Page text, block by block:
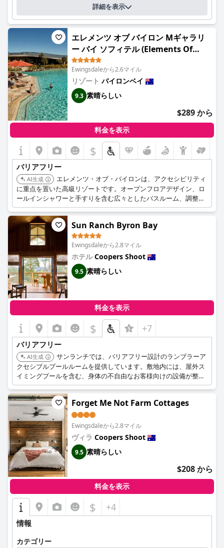
詳細を表示
エレメンツ オブ バイロン Mギャラリ
ー バイ ソフィテル (Elements Of
Byron)
Ewingsdaleから2.6マイル
リゾート バイロンベイ
9.3 素晴らしい
$289 から
料金を表示
$
バリアフリー
AI生成
エレメンツ・オブ・バイロンは、アクセシビリティ
に重点を置いた高級リゾートです。オープンフロアデザイン、ロ
ールインシャワーと手すりを含む広々としたバスルーム、調整さ
れたキッチン構成を備えた8つの専用のバリアフリーヴィラを提
供しています。リゾートには、主要エリアを結ぶ舗装された通
路、手すりとホイスト付きのバリアフリープール、ファイヤーピ
ットエリアへのエレベーター、ダイニングエリアへのバリアフリ
ーエントランスがあります。
Sun Ranch Byron Bay
Ewingsdaleから2.8マイル
ホテルCoopers Shoot
9.5 素晴らしい
料金を表示
$ +7
バリアフリー
AI生成
サンランチでは、バリアフリー設計のランブラーア
クセシブルプールルームを提供しています。敷地内には、屋外ス
イミングプールを含む、身体の不自由なお客様向けの設備が整っ
ています。
Forget Me Not Farm Cottages
Ewingsdaleから2.8マイル
ヴィラ Coopers Shoot
9.5 素晴らしい
$208 から
料金を表示
$ +4
情報
カテゴリー